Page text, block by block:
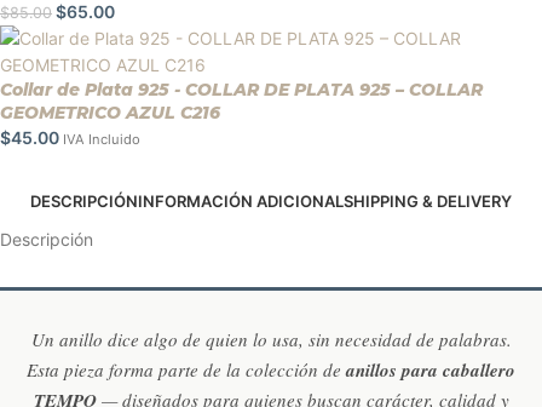
$85.00 $65.00
Collar de Plata 925 - COLLAR DE PLATA 925 – COLLAR
GEOMETRICO AZUL C216
$45.00 IVA Incluido
DESCRIPCIÓNINFORMACIÓN ADICIONALSHIPPING & DELIVERY
Descripción
Un anillo dice algo de quien lo usa, sin necesidad de palabras.
Esta pieza forma parte de la colección deanillos para caballero
TEMPO— diseñados para quienes buscan carácter, calidad y